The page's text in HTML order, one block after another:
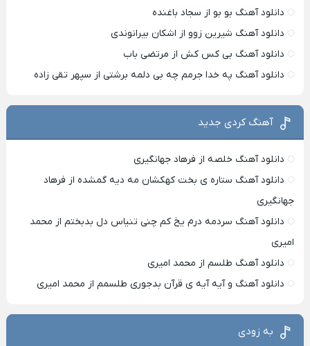
دانلود آهنگ بو بو از سجاد باغنده
دانلود آهنگ شیرین زوو از اشکان بیرانوندی
دانلود آهنگ بی کس کش از مرتضی باب
دانلود آهنگ په خدا جرمم چه بی دلمه برشتی از سپهر تقی زاده
آهنگ کردی جدید
دانلود آهنگ خلصه از فرهاد جهانگیری
دانلود آهنگ ستاره ی بخت کهکشان مه دیه گمشده از فرهاد
جهانگیری
دانلود آهنگ سردمه درم یخ کم چنی تنیاس دل بدبختم از محمد
امیری
دانلود آهنگ طلسم از محمد امیری
دانلود آهنگ و آیه آیه ی قرآن بدجوری طلسمم از محمد امیری
به زودی